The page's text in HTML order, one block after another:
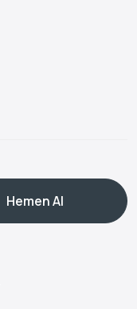
Hemen Al